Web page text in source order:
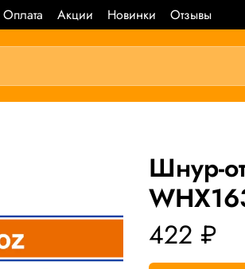
Оплата Акции Новинки Отзывы
Шнур-
422 ₽